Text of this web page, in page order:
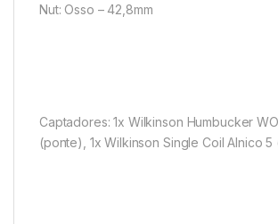
Nut: Osso – 42,8mm
Captadores: 1x Wilkinson Humbucker
(ponte), 1x Wilkinson Single Coil Alnico 5